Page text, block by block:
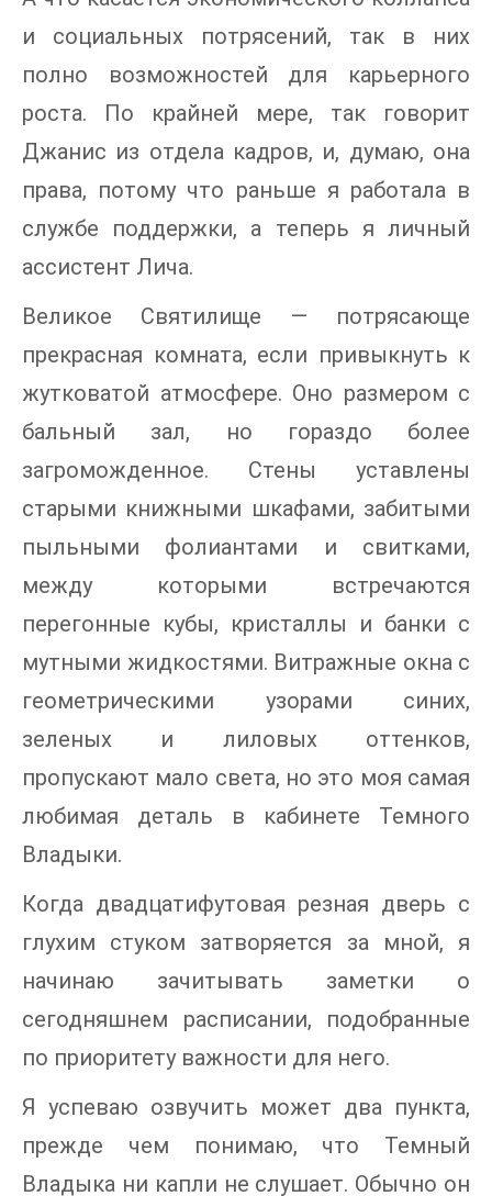
и социальных потрясений, так в них
полно возможностей для карьерного
роста. По крайней мере, так говорит
Джанис из отдела кадров, и, думаю, она
права, потому что раньше я работала в
службе поддержки, а теперь я личный
ассистент Лича.
Великое Святилище — потрясающе
прекрасная комната, если привыкнуть к
жутковатой атмосфере. Оно размером с
бальный зал, но гораздо более
загроможденное. Стены уставлены
старыми книжными шкафами, забитыми
пыльными фолиантами и свитками,
между которыми встречаются
перегонные кубы, кристаллы и банки с
мутными жидкостями. Витражные окна с
геометрическими узорами синих,
зеленых и лиловых оттенков,
пропускают мало света, но это моя самая
любимая деталь в кабинете Темного
Владыки.
Когда двадцатифутовая резная дверь с
глухим стуком затворяется за мной, я
начинаю зачитывать заметки о
сегодняшнем расписании, подобранные
по приоритету важности для него.
Я успеваю озвучить может два пункта,
прежде чем понимаю, что Темный
Владыка ни капли не слушает. Обычно он